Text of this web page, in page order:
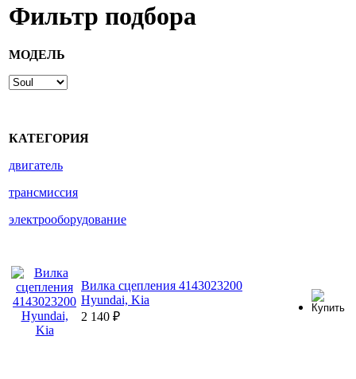
Фильтр подбора
МОДЕЛЬ
КАТЕГОРИЯ
двигатель
трансмиссия
электрооборудование
Вилка сцепления 4143023200
Hyundai, Kia
2 140 ₽